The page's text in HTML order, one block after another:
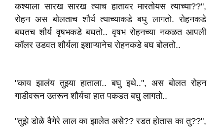
कश्याला सारख सारख त्याच हातावर मारतोयस त्याच्या??",
रोहन अस बोलताच शौर्य त्याच्याकडे बघु लागतो. रोहनकडे
बघतच शौर्य वृषभकडे बघतो.. वृषभ रोहनच्या नकळत आपली
कॉलर उडवत शौर्यला इशाऱ्यानेच रोहनकडे बघ बोलतो..
"काय झालंय तुझ्या हाताला.. बघु इथे..", अस बोलत रोहन
गाडीवरून उतरून शौर्यचा हात पकडत बघु लागतो..
"तुझे डोळे वैगेरे लाल का झालेत असे?? रडत होतास का तु??",